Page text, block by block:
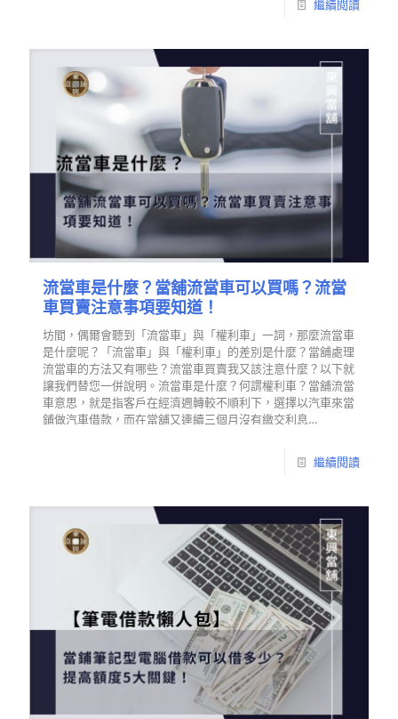
繼續閱讀
流當車是什麼？當舖流當車可以買嗎？流當
車買賣注意事項要知道！
坊間，偶爾會聽到「流當車」與「權利車」一詞，那麼流當車
是什麼呢？「流當車」與「權利車」的差別是什麼？當舖處理
流當車的方法又有哪些？流當車買賣我又該注意什麼？以下就
讓我們替您一併說明。流當車是什麼？何謂權利車？當舖流當
車意思，就是指客戶在經濟週轉較不順利下，選擇以汽車來當
鋪做汽車借款，而在當舖又連續三個月沒有繳交利息…
繼續閱讀